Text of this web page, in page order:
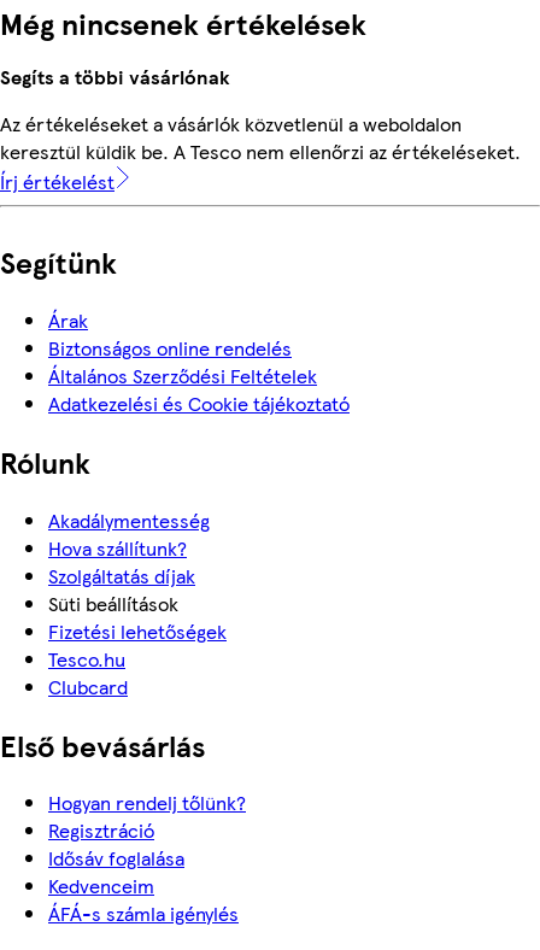
Még nincsenek értékelések
Segíts a többi vásárlónak
Az értékeléseket a vásárlók közvetlenül a weboldalon
keresztül küldik be. A Tesco nem ellenőrzi az értékeléseket.
Írj értékelést
Segítünk
Árak
Biztonságos online rendelés
Általános Szerződési Feltételek
Adatkezelési és Cookie tájékoztató
Rólunk
Akadálymentesség
Hova szállítunk?
Szolgáltatás díjak
Süti beállítások
Fizetési lehetőségek
Tesco.hu
Clubcard
Első bevásárlás
Hogyan rendelj tőlünk?
Regisztráció
Idősáv foglalása
Kedvenceim
ÁFÁ-s számla igénylés